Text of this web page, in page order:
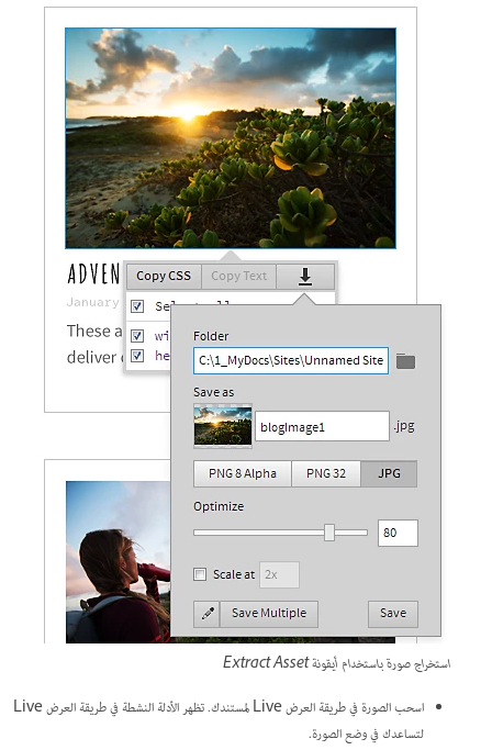
استخراج صورة باستخدام أيقونة Extract Asset
اسحب الصورة في طريقة العرض Live لمستندك. تظهر الأدلة النشطة في طريقة العرض Live
لتساعدك في وضع الصورة.